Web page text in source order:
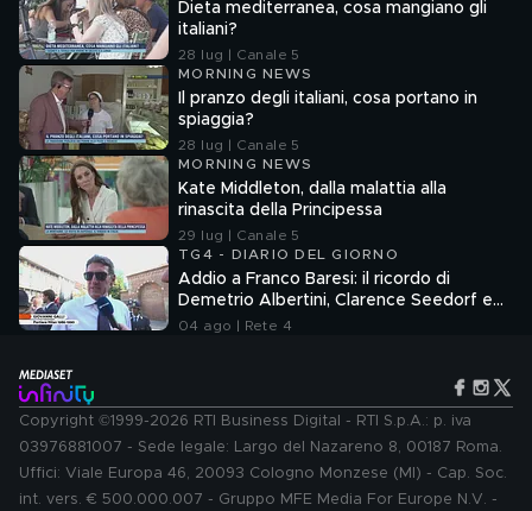
Dieta mediterranea, cosa mangiano gli
italiani?
28 lug | Canale 5
MORNING NEWS
Il pranzo degli italiani, cosa portano in
spiaggia?
28 lug | Canale 5
MORNING NEWS
Kate Middleton, dalla malattia alla
rinascita della Principessa
29 lug | Canale 5
TG4 - DIARIO DEL GIORNO
Addio a Franco Baresi: il ricordo di
Demetrio Albertini, Clarence Seedorf e
Giovanni Galli
04 ago | Rete 4
Copyright ©1999-2026 RTI Business Digital - RTI S.p.A.: p. iva
03976881007 - Sede legale: Largo del Nazareno 8, 00187 Roma.
Uffici: Viale Europa 46, 20093 Cologno Monzese (MI) - Cap. Soc.
int. vers. € 500.000.007 - Gruppo MFE Media For Europe N.V. -